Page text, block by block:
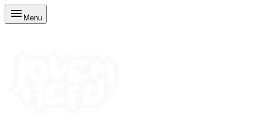
Menu